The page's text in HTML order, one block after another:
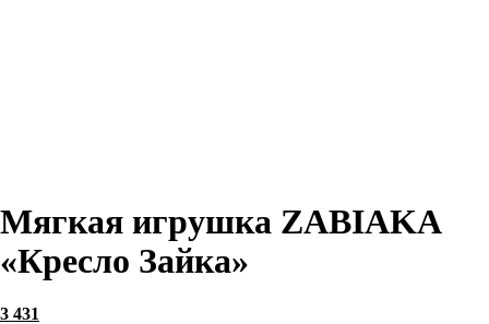
Мягкая игрушка ZABIAKA
«Кресло Зайка»
3 431